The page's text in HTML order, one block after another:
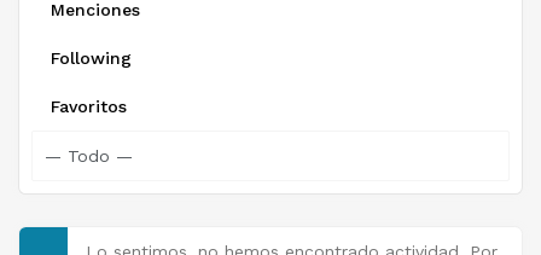
Menciones
Following
Favoritos
Lo sentimos, no hemos encontrado actividad. Por